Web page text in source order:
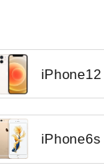
iPhone12
iPhone6s